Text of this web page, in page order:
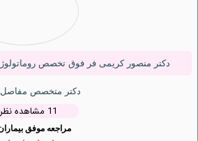
منصور کریمی فر فوق تخصص روماتولوژی
دکتر متخصص مفاصل و عضلات
مراجعه موفق بیماران 1475